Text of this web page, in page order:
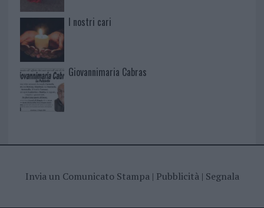
I nostri cari
Giovannimaria Cabras
Invia un Comunicato Stampa| Pubblicità| Segnala